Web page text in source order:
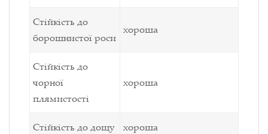
Стійкість до
борошнистої роси
хороша
Стійкість до
чорної
плямистості
хороша
Стійкість до дощу хороша